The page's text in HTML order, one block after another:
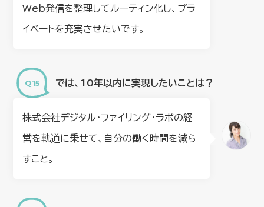
Web発信を整理してルーティン化し、プラ
イベートを充実させたいです。
では、10年以内に実現したいことは？
株式会社デジタル・ファイリング・ラボの経
営を軌道に乗せて、自分の働く時間を減ら
すこと。